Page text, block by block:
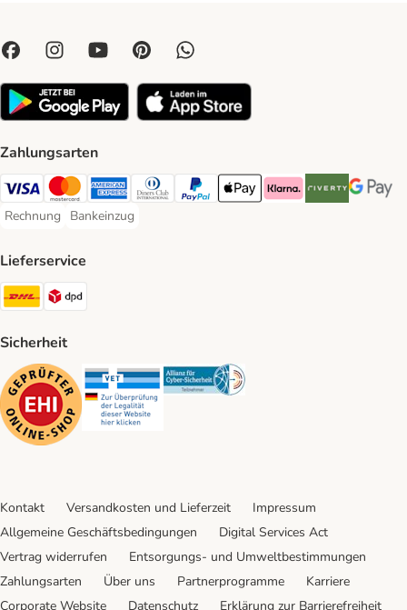
Zahlungsarten
Visa Payment Method
Mastercard Payment Method
American Express Payment Method
Diners Club Payment Method
PayPal Payment Method
Apple Pay Payment Method
Klarna Payment Method
Riverty Payment
Google
Rechnung
Rechnung Payment Method
Bankeinzug
Bankeinzug Payment Method
Lieferservice
DHL Shipping Method
Sicherheit
Security Security Security
Kontakt Versandkosten und Lieferzeit
Impressum
Allgemeine Geschäftsbedingungen
Digital Services Act
Vertrag widerrufen
Entsorgungs- und Umweltbestimmungen
Zahlungsarten
Über uns Partnerprogramme
Karriere
Corporate Website
Datenschutz Erklärung zur Barrierefreiheit